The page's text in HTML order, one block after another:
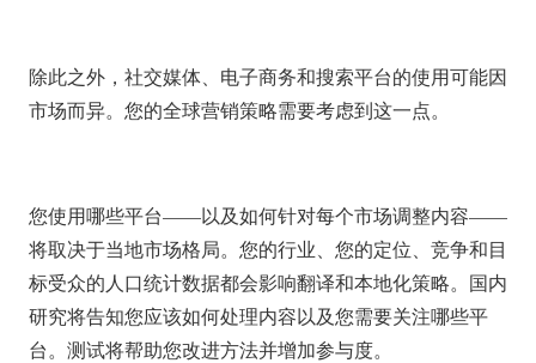
除此之外，社交媒体、电子商务和搜索平台的使用可能因
市场而异。您的全球营销策略需要考虑到这一点。
您使用哪些平台——以及如何针对每个市场调整内容——
将取决于当地市场格局。您的行业、您的定位、竞争和目
标受众的人口统计数据都会影响翻译和本地化策略。国内
研究将告知您应该如何处理内容以及您需要关注哪些平
台。测试将帮助您改进方法并增加参与度。